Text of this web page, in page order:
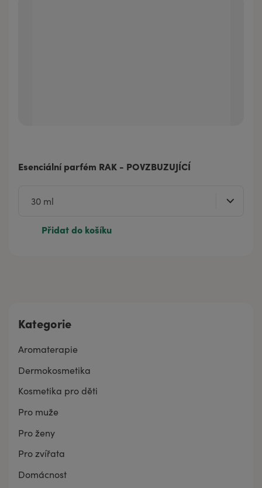
Esenciální parfém RAK - POVZBUZUJÍCÍ
Přidat do košíku
Kategorie
Aromaterapie
Dermokosmetika
Kosmetika pro děti
Pro muže
Pro ženy
Pro zvířata
Domácnost